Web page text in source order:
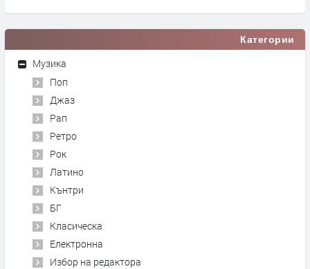
Категории
Музика
Поп
Джаз
Рап
Ретро
Рок
Латино
Кънтри
БГ
Класическа
Електронна
Избор на редактора